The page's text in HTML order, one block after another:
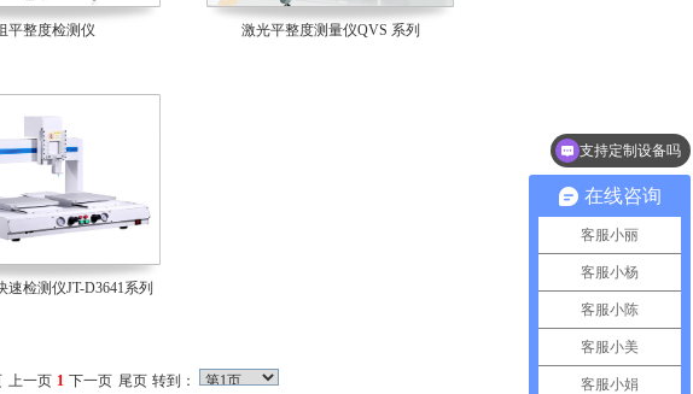
平整度检测仪 激光平整度测量仪QVS 系列
速检测仪JT-D3641系列
上一页 1 下一页 尾页 转到：
在线咨询
客服小丽
客服小杨
客服小陈
客服小美
客服小娟
支持定制设备吗